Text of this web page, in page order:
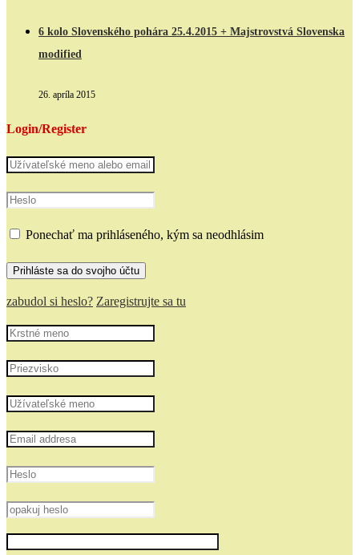
6 kolo Slovenského pohára 25.4.2015 + Majstrovstvá Slovenska
modified
26. apríla 2015
Login/Register
Ponechať ma prihláseného, kým sa neodhlásim
zabudol si heslo? Zaregistrujte sa tu